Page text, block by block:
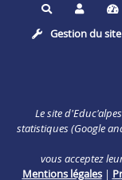
Rechercher
Gestion du site
Le site
statistiques (Google
vous acceptez
Mentions légales|